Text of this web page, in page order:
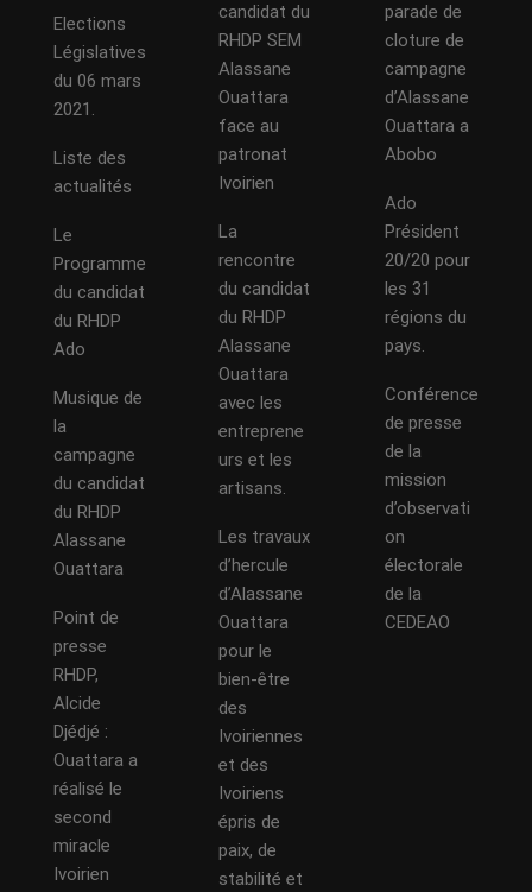
Elections
Législatives
du 06 mars
2021.
Liste des
actualités
Le
Programme
du candidat
du RHDP
Ado
Musique de
la
campagne
du candidat
du RHDP
Alassane
Ouattara
Point de
presse
RHDP,
Alcide
Djédjé :
Ouattara a
réalisé le
second
miracle
Ivoirien
candidat du
RHDP SEM
Alassane
Ouattara
face au
patronat
Ivoirien
La
rencontre
du candidat
du RHDP
Alassane
Ouattara
avec les
entreprene
urs et les
artisans.
Les travaux
d’hercule
d’Alassane
Ouattara
pour le
bien-être
des
Ivoiriennes
et des
Ivoiriens
épris de
paix, de
stabilité et
parade de
cloture de
campagne
d’Alassane
Ouattara a
Abobo
Ado
Président
20/20 pour
les 31
régions du
pays.
Conférence
de presse
de la
mission
d’observati
on
électorale
de la
CEDEAO